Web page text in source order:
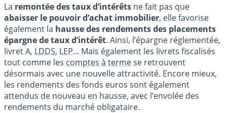
La remontée des taux d’intérêts ne fait pas que
abaisser le pouvoir d’achat immobilier, elle favorise
également la hausse des rendements des placements
épargne de taux d’intérêt. Ainsi, l’épargne réglementée,
livret A, LDDS, LEP... Mais également les livrets fiscalisés
tout comme les comptes à termese retrouvent
désormais avec une nouvelle attractivité. Encore mieux,
les rendements des fonds euros sont également
attendus de nouveau en hausse, avec l’envolée des
rendements du marché obligataire.